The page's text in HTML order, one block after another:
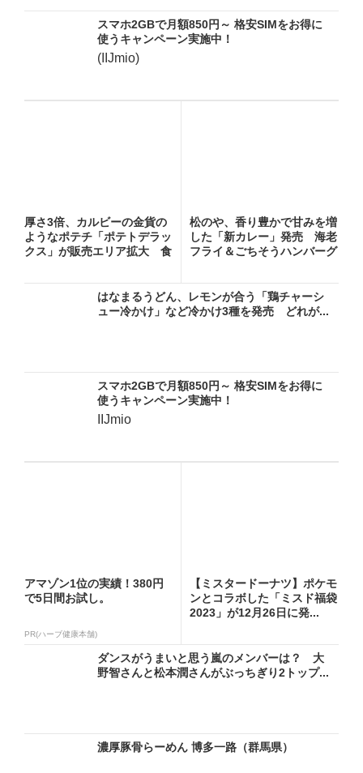
スマホ2GBで月額850円～ 格安SIMをお得に
使うキャンペーン実施中！
(IIJmio)
厚さ3倍、カルビーの金貨の
ようなポテチ「ポテトデラッ
クス」が販売エリア拡大 食
松のや、香り豊かで甘みを増
した「新カレー」発売 海老
フライ＆ごちそうハンバーグ
はなまるうどん、レモンが合う「鶏チャーシ
ュー冷かけ」など冷かけ3種を発売 どれが...
スマホ2GBで月額850円～ 格安SIMをお得に
使うキャンペーン実施中！
IIJmio
アマゾン1位の実績！380円
で5日間お試し。
PR(ハーブ健康本舗)
【ミスタードーナツ】ポケモ
ンとコラボした「ミスド福袋
2023」が12月26日に発...
ダンスがうまいと思う嵐のメンバーは？ 大
野智さんと松本潤さんがぶっちぎり2トップ...
濃厚豚骨らーめん 博多一路（群馬県）